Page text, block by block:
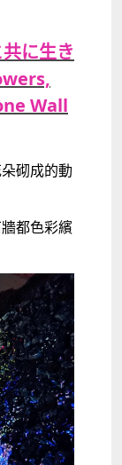
に生き
Wall
砌成的動
都色彩繽